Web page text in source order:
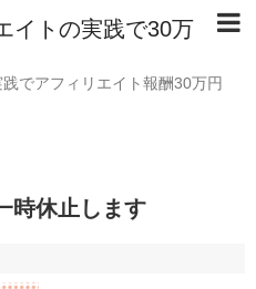
イトの実践で30万
でアフィリエイト報酬30万円
時休止します